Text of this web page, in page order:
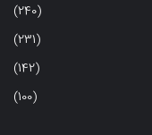
(240)
(231)
(142)
(100)